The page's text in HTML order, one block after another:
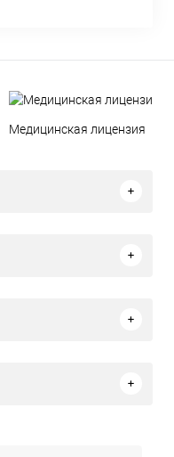
Медицинская лицензия